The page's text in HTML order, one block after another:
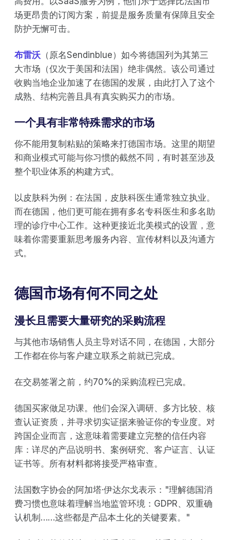
场更昂贵的订阅方案，前提是服务质量有保障且安全
防护无懈可击。
布雷沃 （原名Sendinblue）如今将德国列为其第三
大市场（仅次于美国和法国）绝非偶然。该公司通过
收购当地企业加速了在德国的发展，由此打入了这个
成熟、结构完善且具有真实购买力的市场。
一个具有非常特殊需求的市场
你不能用复制粘贴的策略来打德国市场。这里的期望
和商业模式可能与你习惯的截然不同，有时甚至涉及
整个职业体系的构建方式。
以皮肤科为例：在法国，皮肤科医生通常独立执业。
而在德国，他们更可能在拥有多名专科医生和多名助
理的诊疗中心工作。这种更接近北美模式的设置，意
味着你需要重新思考服务内容、宣传材料以及沟通方
式。
德国市场有何不同之处
漫长且需要大量研究的采购流程
与其他市场销售人员主导对话不同，在德国，大部分
工作都在你与客户建立联系之前就已完成。
在交易签署之前，约70%的采购流程已完成。
德国买家做足功课。他们会深入调研、多方比较、核
查认证资质，并寻求切实证据来验证你的专业度。对
跨国企业而言，这意味着需要建立完整的信任内容
库：详尽的产品说明书、案例研究、客户证言、认证
证书等。所有材料都将接受严格审查。
法国数字协会的阿加塔·伊达尔戈表示："理解德国消
费习惯也意味着理解当地监管环境：GDPR、双重确
认机制……这些都是产品本土化的关键要素。"